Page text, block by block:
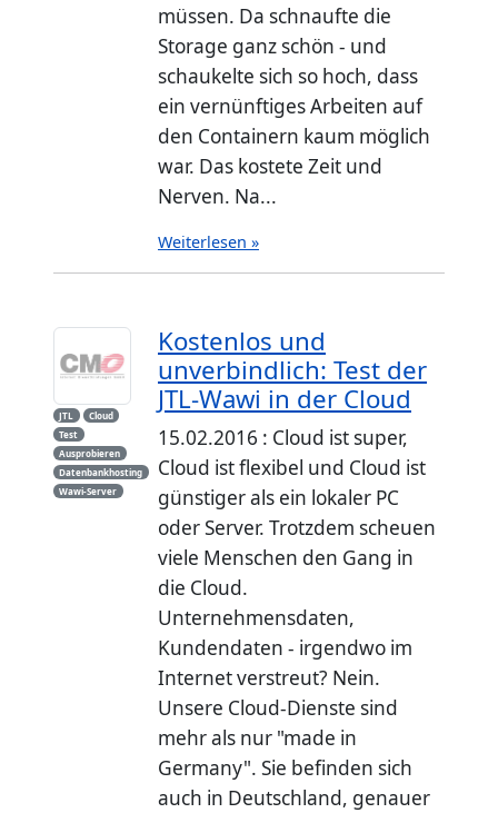
müssen. Da schnaufte die
Storage ganz schön - und
schaukelte sich so hoch, dass
ein vernünftiges Arbeiten auf
den Containern kaum möglich
war. Das kostete Zeit und
Nerven. Na...
Weiterlesen »
JTL
Cloud
Test
Ausprobieren
Datenbankhosting
Wawi-Server
Kostenlos und
unverbindlich: Test der
JTL-Wawi in der Cloud
15.02.2016 : Cloud ist super,
Cloud ist flexibel und Cloud ist
günstiger als ein lokaler PC
oder Server. Trotzdem scheuen
viele Menschen den Gang in
die Cloud.
Unternehmensdaten,
Kundendaten - irgendwo im
Internet verstreut? Nein.
Unsere Cloud-Dienste sind
mehr als nur "made in
Germany". Sie befinden sich
auch in Deutschland, genauer